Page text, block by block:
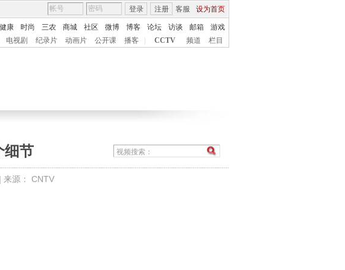
客服 设为首页
登录 注册
健康 时尚 三农 商城 社区 微博 博客 论坛 访谈 邮箱
游戏
电视剧 纪录片 动画片 公开课 播客 CCTV 频道 栏目
细节
| 来源： CNTV